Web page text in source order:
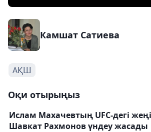
Камшат Сатиева
АҚШ
Оқи отырыңыз
Ислам Махачевтың UFC-дегі
Шавкат Рахмонов үндеу жасады